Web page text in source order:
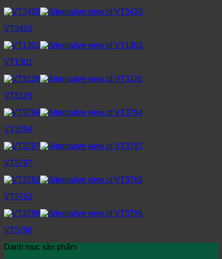
VT3420
VT1301
VT3126
VT3794
VT3797
VT3762
VT3796
Danh mục sản phẩm